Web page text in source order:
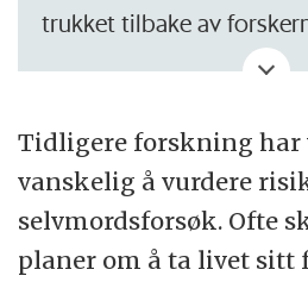
trukket tilbake av
problemer med
Human Behaviour.
Tidligere forskning har
vanskelig å vurdere
selvmordsforsøk. Ofte
planer om å ta livet sitt